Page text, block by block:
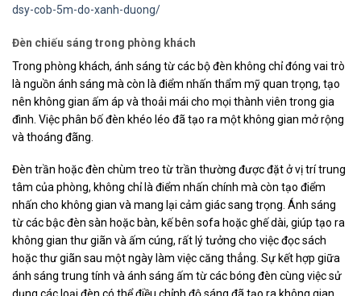
dsy-cob-5m-do-xanh-duong/
Đèn chiếu sáng trong phòng khách
Trong phòng khách, ánh sáng từ các bộ đèn không chỉ đóng vai trò
là nguồn ánh sáng mà còn là điểm nhấn thẩm mỹ quan trọng, tạo
nên không gian ấm áp và thoải mái cho mọi thành viên trong gia
đình. Việc phân bố đèn khéo léo đã tạo ra một không gian mở rộng
và thoáng đãng.
Đèn trần hoặc đèn chùm treo từ trần thường được đặt ở vị trí trung
tâm của phòng, không chỉ là điểm nhấn chính mà còn tạo điểm
nhấn cho không gian và mang lại cảm giác sang trọng. Ánh sáng
từ các bậc đèn sàn hoặc bàn, kế bên sofa hoặc ghế dài, giúp tạo ra
không gian thư giãn và ấm cúng, rất lý tưởng cho việc đọc sách
hoặc thư giãn sau một ngày làm việc căng thẳng. Sự kết hợp giữa
ánh sáng trung tính và ánh sáng ấm từ các bóng đèn cùng việc sử
dụng các loại đèn có thể điều chỉnh độ sáng đã tạo ra không gian